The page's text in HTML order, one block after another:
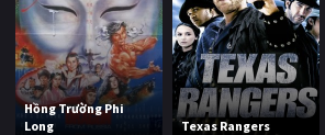
Hồng Trường Phi
Long
Texas Rangers